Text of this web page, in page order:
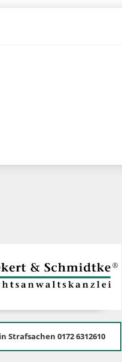
Strafsachen 0172 6312610